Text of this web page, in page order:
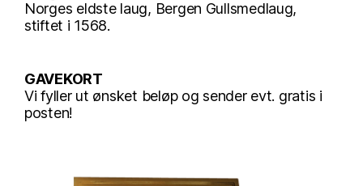
Norges eldste laug, Bergen Gullsmedlaug,
stiftet i 1568.
GAVEKORT
Vi fyller ut ønsket beløp og sender evt. gratis i
posten!